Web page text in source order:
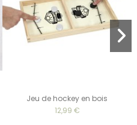
Jeu de hockey en bois
12,99 €